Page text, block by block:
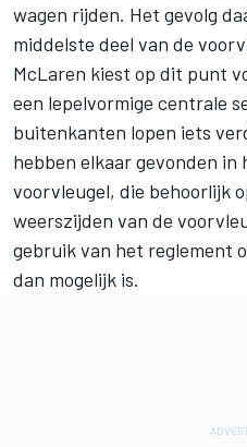
wagen rijden. Het gevolg
middelste deel van de
McLaren kiest op dit punt
een lepelvormige centrale
buitenkanten lopen iets
hebben elkaar gevonden
voorvleugel, die behoorlijk
weerszijden van de
gebruik van het reglement
dan mogelijk is.